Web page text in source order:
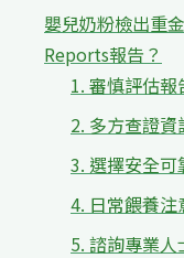
嬰兒奶粉檢出重
Reports報告？
1. 審慎評估報
2. 多方查證資
3. 選擇安全可
4. 日常餵養注
5. 諮詢專業人